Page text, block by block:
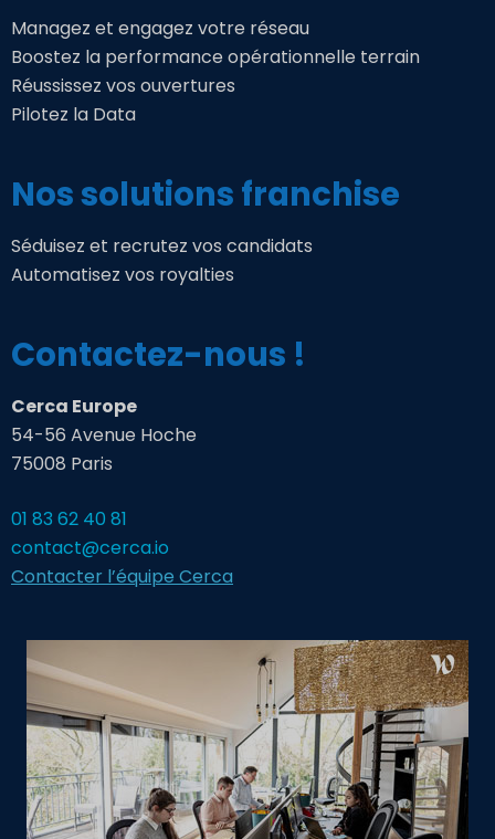
Managez et engagez votre réseau
Boostez la performance opérationnelle terrain
Réussissez vos ouvertures
Pilotez la Data
Nos solutions franchise
Séduisez et recrutez vos candidats
Automatisez vos royalties
Contactez-nous !
Cerca Europe
54-56 Avenue Hoche
75008 Paris
01 83 62 40 81
contact@cerca.io
Contacter l’équipe Cerca